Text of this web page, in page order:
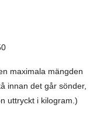
maximala mängden
innan det går sönder,
uttryckt i kilogram.)